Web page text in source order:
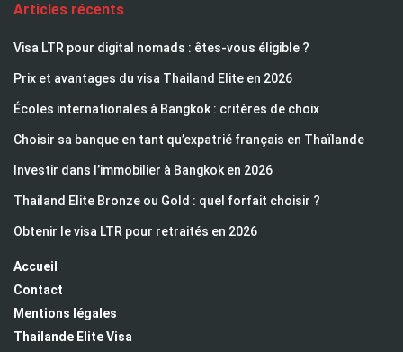
Articles récents
Visa LTR pour digital nomads : êtes-vous éligible ?
Prix et avantages du visa Thailand Elite en 2026
Écoles internationales à Bangkok : critères de choix
Choisir sa banque en tant qu’expatrié français en Thaïlande
Investir dans l’immobilier à Bangkok en 2026
Thailand Elite Bronze ou Gold : quel forfait choisir ?
Obtenir le visa LTR pour retraités en 2026
Accueil
Contact
Mentions légales
Thailande Elite Visa